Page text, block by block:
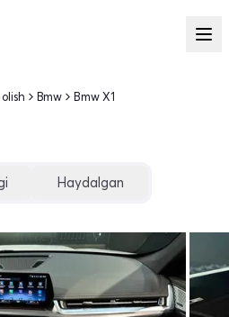
Bmw Bmw X1
Haydalgan